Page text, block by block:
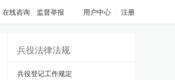
在线咨询 监督举报 用户中心 注册
兵役法律法规
兵役登记工作规定